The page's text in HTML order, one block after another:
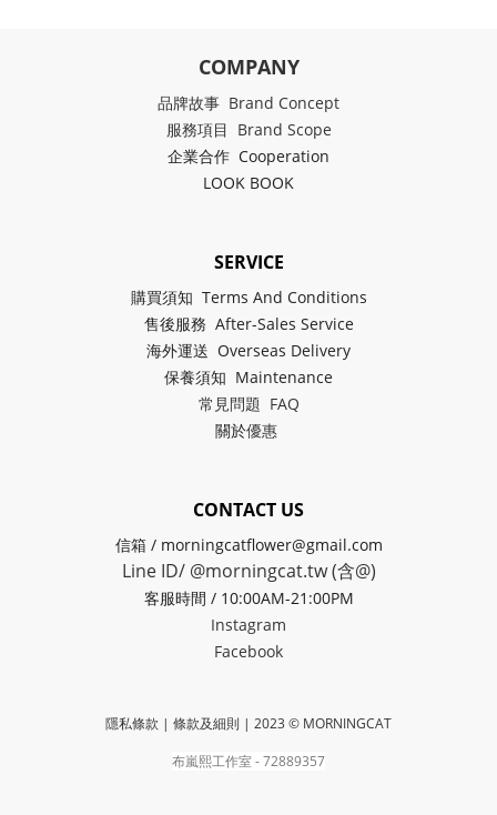
COMPANY
品牌故事 Brand Concept
服務項目 Brand Scope
企業合作 Cooperation
LOOK BOOK
SERVICE
購買須知 Terms And Conditions
售後服務 After-Sales Service
海外運送 Overseas Delivery
保養須知 Maintenance
常見問題 FAQ
關於優惠
CONTACT US
信箱 / morningcatflower@gmail.com
Line ID/ @morningcat.tw (含@)
客服時間 / 10:00AM-21:00PM
Instagram
Facebook
隱私條款 | 條款及細則 | 2023 © MORNINGCAT
布嵐熙工作室 - 72889357